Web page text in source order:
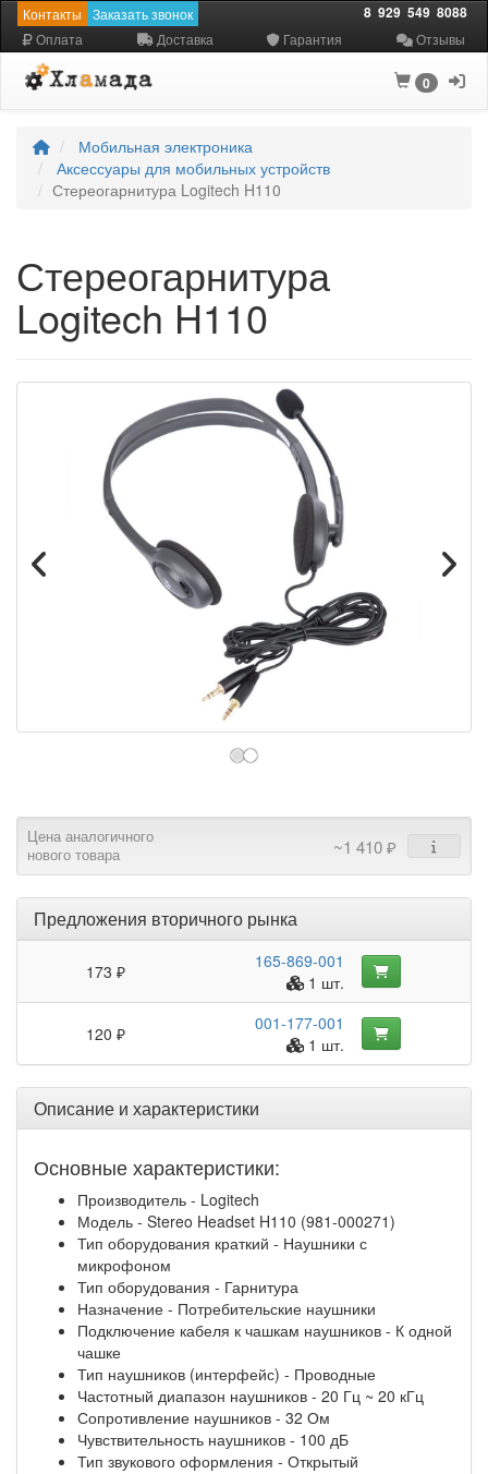
Контакты Заказать звонок 8 929 549 8088
Оплата Доставка Гарантия Отзывы
0
Мобильная электроника
Аксессуары для мобильных устройств
Стереогарнитура Logitech H110
Стереогарнитура
Logitech H110
Цена аналогичного
нового товара
~1 410 ₽
Предложения вторичного рынка
173 ₽
165-869-001
1 шт.
120 ₽
001-177-001
1 шт.
Описание и характеристики
Основные характеристики:
Производитель - Logitech
Модель - Stereo Headset H110 (981-000271)
Тип оборудования краткий - Наушники с
микрофоном
Тип оборудования - Гарнитура
Назначение - Потребительские наушники
Подключение кабеля к чашкам наушников - К одной
чашке
Тип наушников (интерфейс) - Проводные
Частотный диапазон наушников - 20 Гц ~ 20 кГц
Сопротивление наушников - 32 Ом
Чувствительность наушников - 100 дБ
Тип звукового оформления - Открытый